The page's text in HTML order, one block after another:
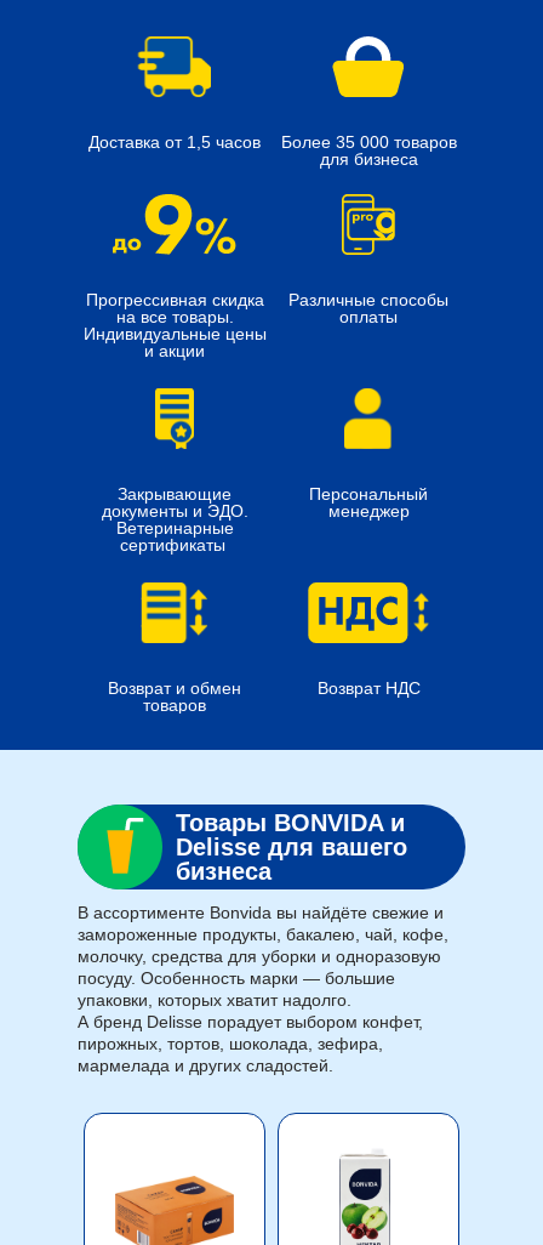
Доставка от 1,5 часов
Более 35 000 товаров
для бизнеса
Прогрессивная скидка
на все товары.
Индивидуальные цены
и акции
Различные способы
оплаты
Закрывающие
документы и ЭДО.
Ветеринарные
сертификаты
Персональный
менеджер
Возврат и обмен
товаров
Возврат НДС
В ассортименте Bonvida вы найдёте свежие и
замороженные продукты, бакалею, чай, кофе,
молочку, средства для уборки и одноразовую
посуду. Особенность марки — большие
упаковки, которых хватит надолго.
А бренд Delisse порадует выбором конфет,
пирожных, тортов, шоколада, зефира,
мармелада и других сладостей.
Товары BONVIDA и
Delisse для вашего
бизнеса